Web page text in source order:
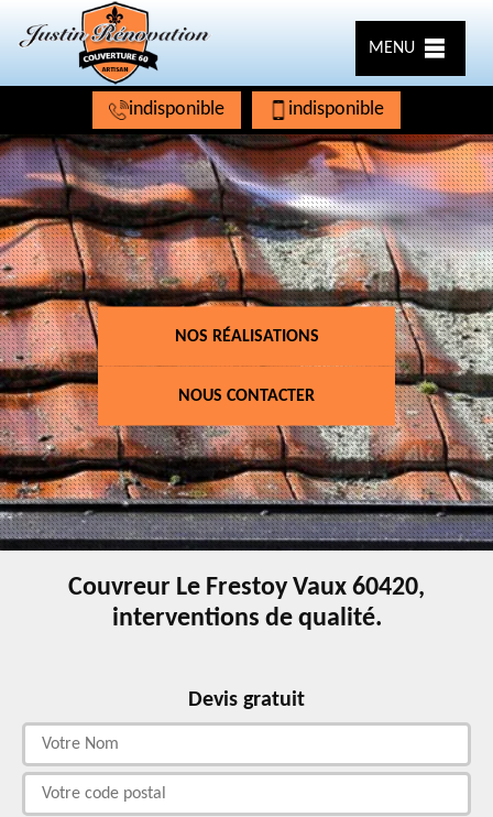
MENU
indisponible indisponible
NOS RÉALISATIONS
NOUS CONTACTER
Couvreur Le Frestoy Vaux 60420,
interventions de qualité.
Devis gratuit